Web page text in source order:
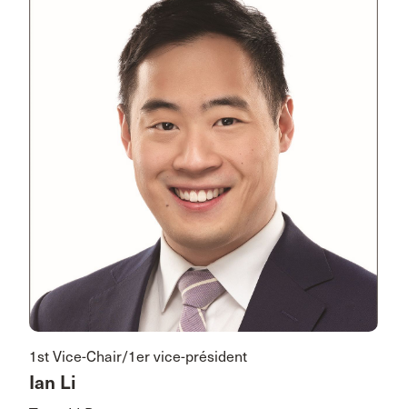
1st Vice-Chair/1er vice-président
Ian Li